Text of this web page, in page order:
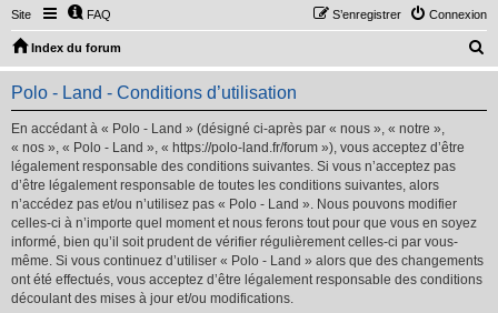
Site FAQ Connexion
S’enregistrer
Index du forum
e
Polo - Land - Conditions d’utilisation
En accédant à « Polo - Land » (désigné ci-après par « nous », « notre »,
« nos », « Polo - Land », « https://polo-land.fr/forum »), vous acceptez d’être
légalement responsable des conditions suivantes. Si vous n’acceptez pas
d’être légalement responsable de toutes les conditions suivantes, alors
n’accédez pas et/ou n’utilisez pas « Polo - Land ». Nous pouvons modifier
celles-ci à n’importe quel moment et nous ferons tout pour que vous en soyez
informé, bien qu’il soit prudent de vérifier régulièrement celles-ci par vous-
même. Si vous continuez d’utiliser « Polo - Land » alors que des changements
ont été effectués, vous acceptez d’être légalement responsable des conditions
découlant des mises à jour et/ou modifications.